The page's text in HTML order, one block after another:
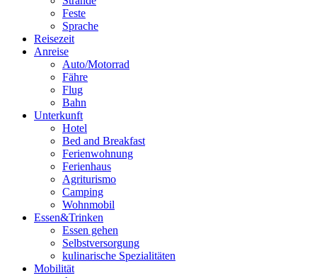
Feste
Sprache
Reisezeit
Anreise
Auto/Motorrad
Fähre
Flug
Bahn
Unterkunft
Hotel
Bed and Breakfast
Ferienwohnung
Ferienhaus
Agriturismo
Camping
Wohnmobil
Essen&Trinken
Essen gehen
Selbstversorgung
kulinarische Spezialitäten
Mobilität